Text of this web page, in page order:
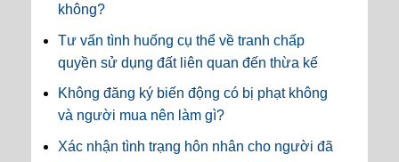
không?
Tư vấn tình huống cụ thể về tranh chấp
quyền sử dụng đất liên quan đến thừa kế
Không đăng ký biến động có bị phạt không
và người mua nên làm gì?
Xác nhận tình trạng hôn nhân cho người đã